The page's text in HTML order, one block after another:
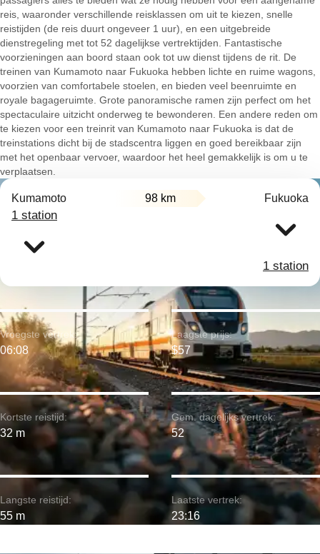
reis, waaronder verschillende reisklassen om uit te kiezen, snelle
reistijden (de reis duurt ongeveer 1 uur), en een uitgebreide
dienstregeling met tot 52 dagelijkse vertrektijden. Fantastische
voorzieningen aan boord staan ook tot uw dienst tijdens de rit. De
treinen van Kumamoto naar Fukuoka hebben lichte en ruime wagons,
voorzien van comfortabele stoelen, en bieden veel beenruimte en
royale bagageruimte. Grote panoramische ramen zijn perfect om het
spectaculaire uitzicht onderweg te bewonderen. Een andere reden om
te kiezen voor een treinrit van Kumamoto naar Fukuoka is dat de
treinstations dicht bij de stadscentra liggen en goed bereikbaar zijn
met het openbaar vervoer, waardoor het heel gemakkelijk is om u te
verplaatsen.
Kumamoto 98 km Fukuoka
1 station
1 station
Kortste reistijd:
32 m
Vroegste vertrek:
06:08
Langste reistijd:
55 m
Laagste prijs:
$57
Gem. dagelijks vertrek:
52
Laatste vertrek:
23:16